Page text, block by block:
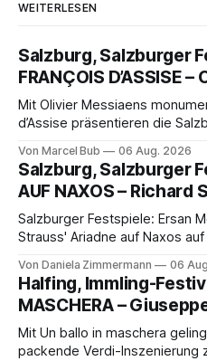
WEITERLESEN
Salzburg, Salzburger
FRANÇOIS D’ASSISE
Mit Olivier Messiaens
d’Assise präsentieren die
eine bildgewaltige
die komplexe Partitur
Franziskus.
Von Marcel Bub 06 Aug. 2026
Salzburg, Salzburger
AUF NAXOS – Richard
Salzburger Festspiele: Ersan
Strauss' Ariadne auf Naxos
Aufführung mit starken
Philharmonikern, szenisch
hinter den Erwartungen zurück.
Von Daniela Zimmermann 06
Halfing, Immling-
MASCHERA –
Mit Un ballo in maschera
packende Verdi-Inszenierung